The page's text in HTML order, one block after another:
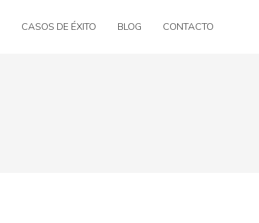
CASOS DE ÉXITO BLOG CONTACTO